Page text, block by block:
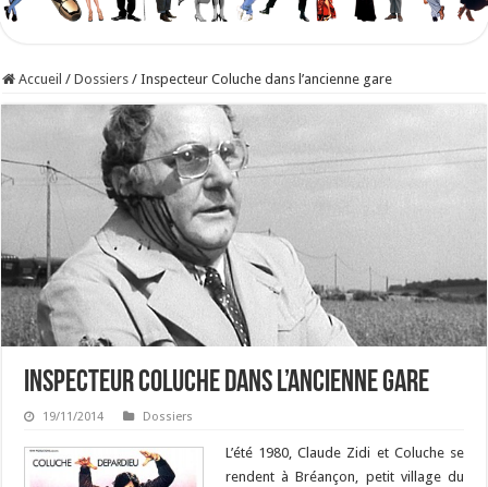
Accueil / Dossiers / Inspecteur Coluche dans l’ancienne gare
Inspecteur Coluche dans l’ancienne gare
19/11/2014 Dossiers
L’été 1980, Claude Zidi et Coluche se
rendent à Bréançon, petit village du